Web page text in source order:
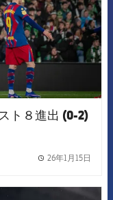
ト８進出 (0-2)
26年1月15日
badge